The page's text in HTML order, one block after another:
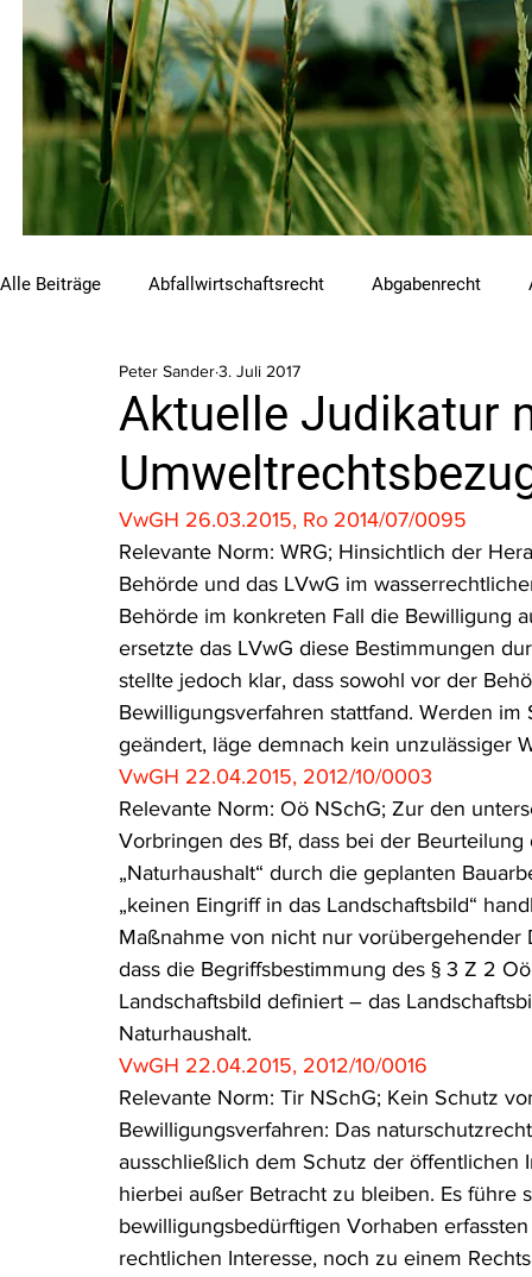
Alle Beiträge Abfallwirtschaftsrecht Abgabenrecht
Beihilfen und Förderungen
Luftreinhalterecht Naturschutzrecht
Verkehr- und
Wasserrecht RDU Umwelt-Ausgabe Erdgas
Aktuelle Judikatur
Peter Sander3. Juli 2017
VwGH 26.03.2015, Ro 2014/07/0095
Relevante Norm: WRG; Hinsichtlich der
Behörde und das LVwG im
Behörde im konkreten Fall die Bewilligung
ersetzte das LVwG diese Bestimmungen
stellte jedoch klar, dass sowohl vor der
Bewilligungsverfahren stattfand. Werden
geändert, läge demnach kein unzulässiger
VwGH 22.04.2015, 2012/10/0003
Relevante Norm: Oö NSchG; Zur den
Vorbringen des Bf, dass bei der
„Naturhaushalt“ durch die geplanten
„keinen Eingriff in das Landschaftsbild“
Maßnahme von nicht nur
dass die Begriffsbestimmung des § 3 Z 2
Landschaftsbild definiert – das
Naturhaushalt.
VwGH 22.04.2015, 2012/10/0016
Relevante Norm: Tir NSchG; Kein Schutz
Bewilligungsverfahren: Das
ausschließlich dem Schutz der öffentlichen
hierbei außer Betracht zu bleiben. Es
bewilligungsbedürftigen Vorhaben
rechtlichen Interesse, noch zu einem